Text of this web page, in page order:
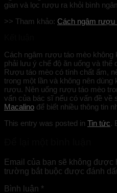
gian và lọc rượu ra khỏi bình
>> Tham khảo: Cách ngâm rượu
Cách ngâm rượu táo mèo không
phải lưu ý chế độ ăn uống và thể
Rượu táo mèo có tính chất ấm,
trong một lần và không nên dùng
rượu. Nên uống rượu táo mèo
vấn của bác sĩ nếu có vấn đề về
Macalino để biết nhiều thông tin
This entry was posted in Tin tức.
Email của bạn sẽ không được
trường bắt buộc được đánh
Bình luận *